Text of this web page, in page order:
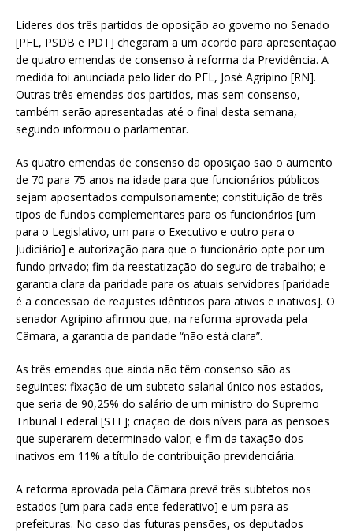
Líderes dos três partidos de oposição ao governo no Senado
[PFL, PSDB e PDT] chegaram a um acordo para apresentação
de quatro emendas de consenso à reforma da Previdência. A
medida foi anunciada pelo líder do PFL, José Agripino [RN].
Outras três emendas dos partidos, mas sem consenso,
também serão apresentadas até o final desta semana,
segundo informou o parlamentar.
As quatro emendas de consenso da oposição são o aumento
de 70 para 75 anos na idade para que funcionários públicos
sejam aposentados compulsoriamente; constituição de três
tipos de fundos complementares para os funcionários [um
para o Legislativo, um para o Executivo e outro para o
Judiciário] e autorização para que o funcionário opte por um
fundo privado; fim da reestatização do seguro de trabalho; e
garantia clara da paridade para os atuais servidores [paridade
é a concessão de reajustes idênticos para ativos e inativos]. O
senador Agripino afirmou que, na reforma aprovada pela
Câmara, a garantia de paridade “não está clara”.
As três emendas que ainda não têm consenso são as
seguintes: fixação de um subteto salarial único nos estados,
que seria de 90,25% do salário de um ministro do Supremo
Tribunal Federal [STF]; criação de dois níveis para as pensões
que superarem determinado valor; e fim da taxação dos
inativos em 11% a título de contribuição previdenciária.
A reforma aprovada pela Câmara prevê três subtetos nos
estados [um para cada ente federativo] e um para as
prefeituras. No caso das futuras pensões, os deputados